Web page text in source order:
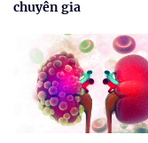
chuyên gia